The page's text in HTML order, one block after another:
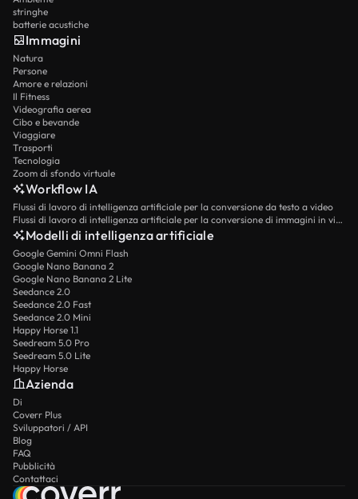
stringhe
batterie acustiche
Immagini
Natura
Persone
Amore e relazioni
Il Fitness
Videografia aerea
Cibo e bevande
Viaggiare
Trasporti
Tecnologia
Zoom di sfondo virtuale
Workflow IA
Flussi di lavoro di intelligenza artificiale per la conversione da testo a video
Flussi di lavoro di intelligenza artificiale per la conversione di immagini in video
Modelli di intelligenza artificiale
Google Gemini Omni Flash
Google Nano Banana 2
Google Nano Banana 2 Lite
Seedance 2.0
Seedance 2.0 Fast
Seedance 2.0 Mini
Happy Horse 1.1
Seedream 5.0 Pro
Seedream 5.0 Lite
Happy Horse
Azienda
Di
Coverr Plus
Sviluppatori / API
Blog
FAQ
Pubblicità
Contattaci